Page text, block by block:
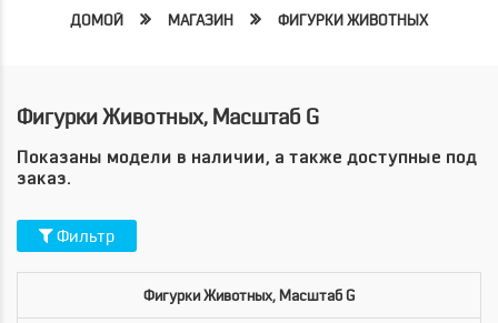
ДОМОЙ МАГАЗИН ФИГУРКИ ЖИВОТНЫХ
Фигурки Животных, Масштаб G
Показаны модели в наличии, а также доступные под
заказ.
Фильтр
Фигурки Животных, Масштаб G